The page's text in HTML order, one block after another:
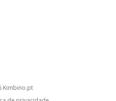
kimbino.pt